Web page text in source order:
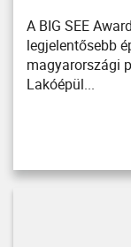
A BIG SEE
legjelentősebb
magyarországi
Lakóépül...